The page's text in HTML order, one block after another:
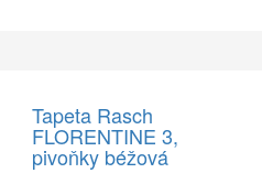
Tapeta Rasch
FLORENTINE 3,
pivoňky béžová